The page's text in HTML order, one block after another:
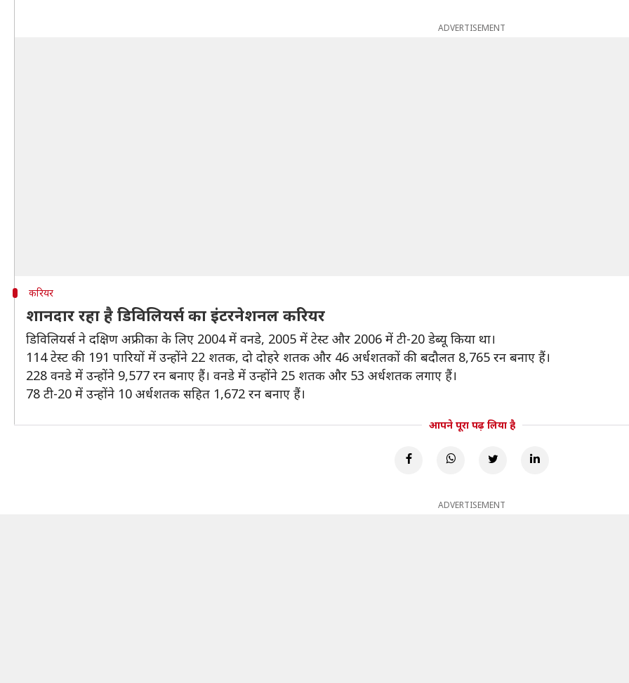
ADVERTISEMENT
करियर
शानदार रहा है डिविलियर्स का इंटरनेशनल करियर
डिविलियर्स ने दक्षिण अफ्रीका के लिए 2004 में वनडे, 2005 में टेस्ट और 2006 में टी-20 डेब्यू किया था।
114 टेस्ट की 191 पारियों में उन्होंने 22 शतक, दो दोहरे शतक और 46 अर्धशतकों की बदौलत 8,765 रन बनाए हैं।
228 वनडे में उन्होंने 9,577 रन बनाए हैं। वनडे में उन्होंने 25 शतक और 53 अर्धशतक लगाए हैं।
78 टी-20 में उन्होंने 10 अर्धशतक सहित 1,672 रन बनाए हैं।
आपने पूरा पढ़ लिया है
ADVERTISEMENT